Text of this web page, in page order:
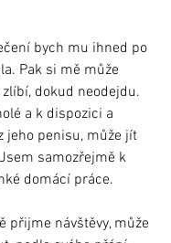
bych mu ihned po
Pak si mě může
dokud neodejdu.
a k dispozici a
jeho penisu, může jít
samozřejmě k
domácí práce.
přijme návštěvy, může